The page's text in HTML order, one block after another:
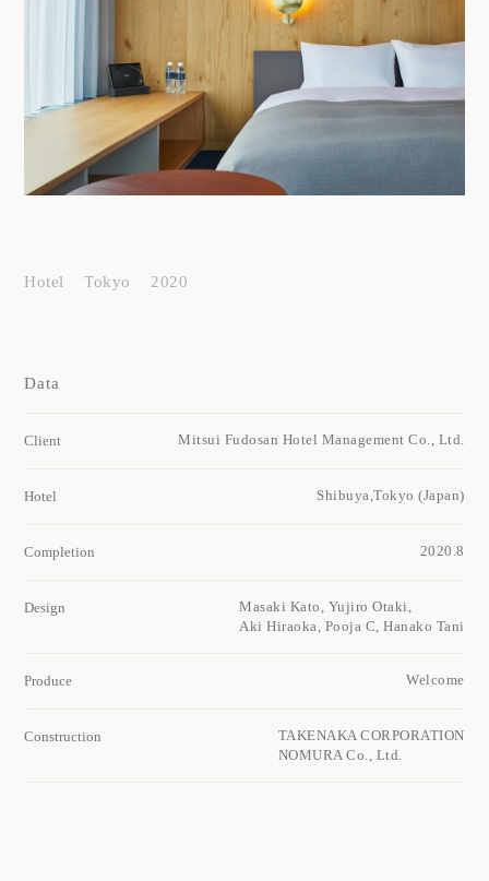
Hotel Tokyo 2020
Data
Client Mitsui Fudosan Hotel Management Co., Ltd.
Hotel Shibuya,Tokyo (Japan)
Completion 2020.8
Design
Masaki Kato, Yujiro Otaki,
Aki Hiraoka, Pooja C, Hanako Tani
Produce Welcome
Construction
TAKENAKA CORPORATION
NOMURA Co., Ltd.